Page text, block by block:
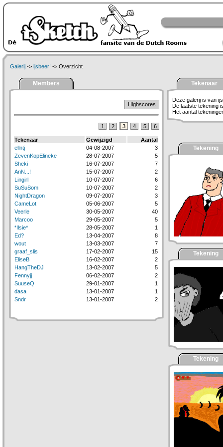
Galerij -> ijsbeer! -> Overzicht
Members
Highscores
1 2 3 4 5 6
Tekenaar Gewijzigd
Aantal
ellntj
04-08-2007
3
ZevenKopElineke
28-07-2007
5
Sheki
16-07-2007
7
AnN...!
15-07-2007
2
Lingirl
10-07-2007
6
SuSuSom
10-07-2007
2
NightDragon
09-07-2007
3
CameLot
05-06-2007
5
Veerle
30-05-2007
40
Marcoo
29-05-2007
5
*Ilsie*
28-05-2007
1
Ed?
13-04-2007
8
wout
13-03-2007
7
graaf_slis
17-02-2007
15
EliseB
16-02-2007
2
HangTheDJ
13-02-2007
5
Fennyjj
06-02-2007
2
SuuseQ
29-01-2007
1
dasa
13-01-2007
1
Sndr
13-01-2007 2
Tekenaar
Deze galerij is van
De laatste tekening
Het aantal
Tekening
Tekening
Tekening